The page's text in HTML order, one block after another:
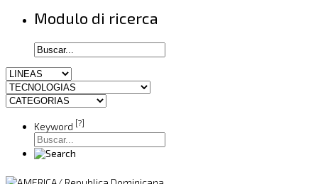
Modulo di ricerca
Keyword [?]